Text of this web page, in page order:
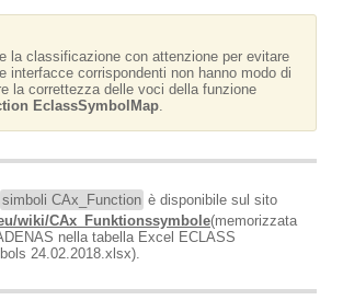
la classificazione con attenzione per evitare
interfacce corrispondenti non hanno modo di
la correttezza delle voci della funzione
EclassSymbolMap
simboli CAx_Function è disponibile sul sito
wiki/CAx_Funktionssymbole(memorizzata
nella tabella Excel ECLASS
24.02.2018.xlsx).